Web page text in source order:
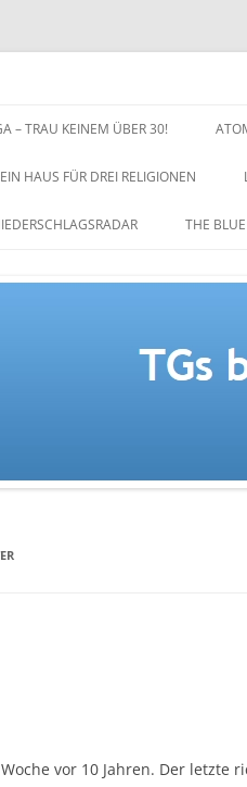
– TRAU KEINEM ÜBER 30!
HAUS FÜR DREI RELIGIONEN
THE
vor 10 Jahren. Der letzte